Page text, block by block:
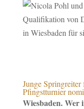
Junge
Pfingstturnier
Wiesbaden.